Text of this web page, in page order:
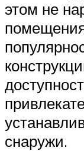
этом не
снаружи.